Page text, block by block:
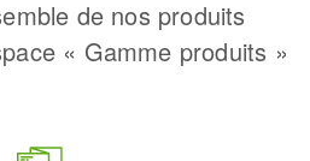
de nos produits
« Gamme produits »